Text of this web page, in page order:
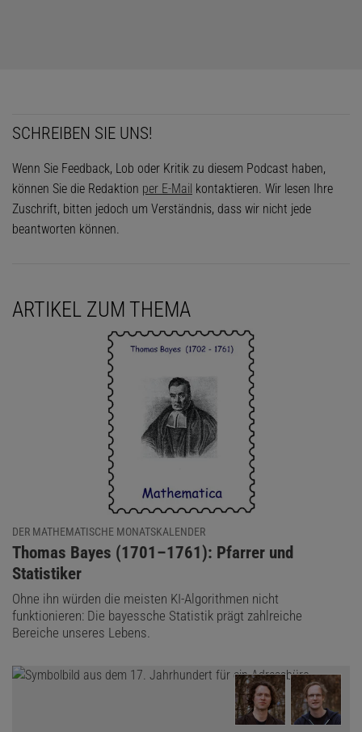
SCHREIBEN SIE UNS!
Wenn Sie Feedback, Lob oder Kritik zu diesem Podcast haben,
können Sie die Redaktion per E-Mail kontaktieren. Wir lesen Ihre
Zuschrift, bitten jedoch um Verständnis, dass wir nicht jede
beantworten können.
ARTIKEL ZUM THEMA
DER MATHEMATISCHE MONATSKALENDER
:
Thomas Bayes (1701–1761): Pfarrer und
Statistiker
Ohne ihn würden die meisten KI-Algorithmen nicht
funktionieren: Die bayessche Statistik prägt zahlreiche
Bereiche unseres Lebens.